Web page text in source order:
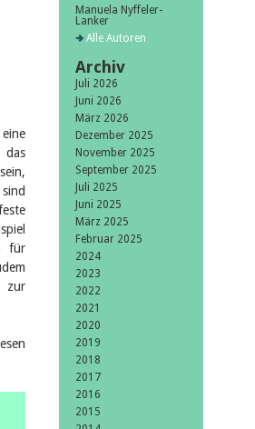
das
für
zur
Manuela Nyffeler-
Lanker
Alle Autoren
Archiv
Juli 2026
Juni 2026
März 2026
Dezember 2025
November 2025
September 2025
Juli 2025
Juni 2025
März 2025
Februar 2025
2024
2023
2022
2021
2020
2019
2018
2017
2016
2015